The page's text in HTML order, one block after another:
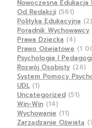
Nowoczesna
Od Redakcji (561)
Polityka Edukacyjna (2)
Poradnik Wychowawcy
Prawa Dziecka (4)
Prawo Oświatowe (1
Psychologia I
Rozwój Osobisty (26)
System Pomocy
UDL (1)
Uncategorized (51)
Win-Win (14)
Wychowanie (11)
Zarządzanie Oświatą